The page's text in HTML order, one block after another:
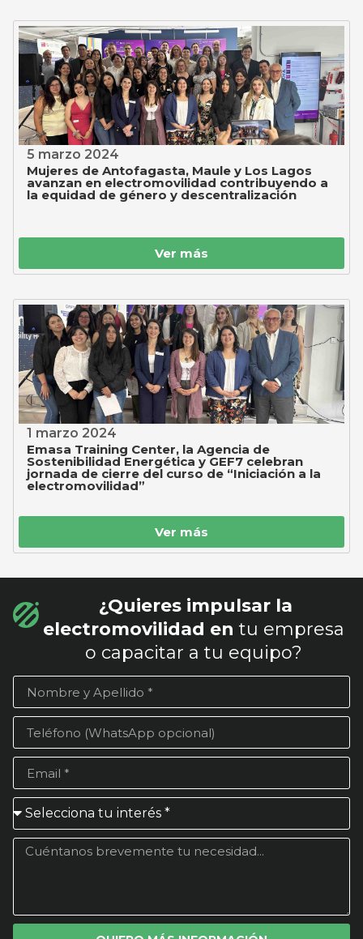
5 marzo 2024
Mujeres de Antofagasta, Maule y Los Lagos
avanzan en electromovilidad contribuyendo a
la equidad de género y descentralización
Ver más
1 marzo 2024
Emasa Training Center, la Agencia de
Sostenibilidad Energética y GEF7 celebran
jornada de cierre del curso de “Iniciación a la
electromovilidad”
Ver más
¿Quieres impulsar la
electromovilidad en tu empresa
o capacitar a tu equipo?